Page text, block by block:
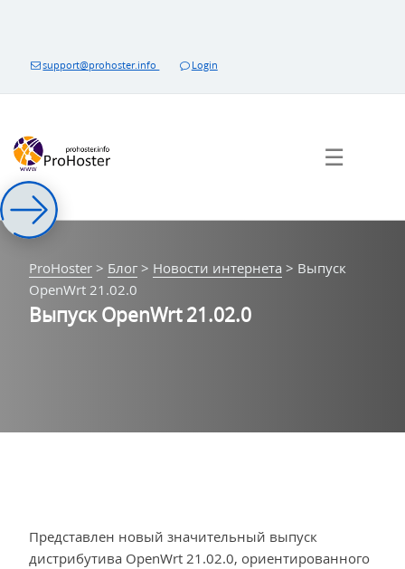
support@prohoster.info Login
☰
ProHoster > Блог > Новости интернета > Выпуск
OpenWrt 21.02.0
Выпуск OpenWrt 21.02.0
Представлен новый значительный выпуск
дистрибутива OpenWrt 21.02.0, ориентированного